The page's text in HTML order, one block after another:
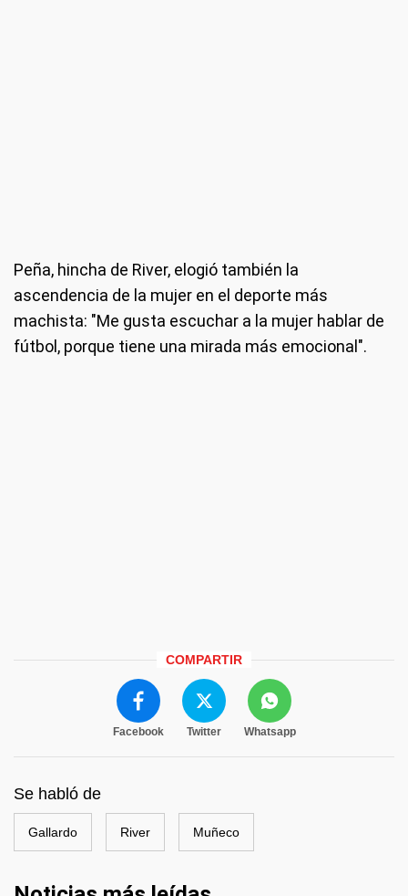
Peña, hincha de River, elogió también la
ascendencia de la mujer en el deporte más
machista: "Me gusta escuchar a la mujer hablar de
fútbol, porque tiene una mirada más emocional".
COMPARTIR
Facebook Twitter Whatsapp
Se habló de
Gallardo River Muñeco